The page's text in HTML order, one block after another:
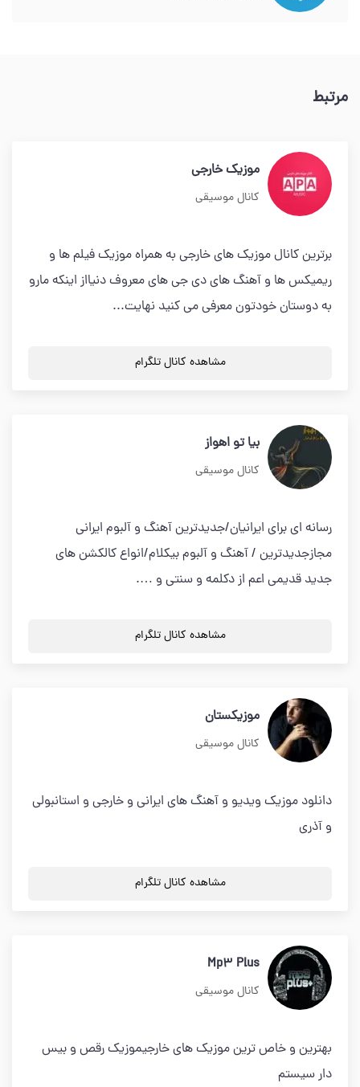
مرتبط
موزیک خارجی
کانال موسیقی
برترین کانال موزیک های خارجی به همراه موزیک فیلم ها و
ریمیکس ها و آهنگ های دی جی های معروف دنیااز اینکه مارو
به دوستان خودتون معرفی می کنید نهایت...
مشاهده کانال تلگرام
بیا تو اهواز
کانال موسیقی
رسانه ای برای ایرانیان/جدیدترین آهنگ و آلبوم ایرانی
مجازجدیدترین / آهنگ و آلبوم بیکلام/انواع کالکشن های
جدید قدیمی اعم از دکلمه و سنتی و ….
مشاهده کانال تلگرام
موزیکستان
کانال موسیقی
دانلود موزیک ویدیو و آهنگ های ایرانی و خارجی و استانبولی
و آذری
مشاهده کانال تلگرام
Mp3 Plus
کانال موسیقی
بهترین و خاص ترین موزیک های خارجیموزیک رقص و بیس
دار سیستم